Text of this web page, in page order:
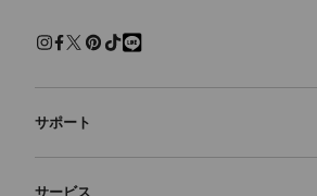
サポート